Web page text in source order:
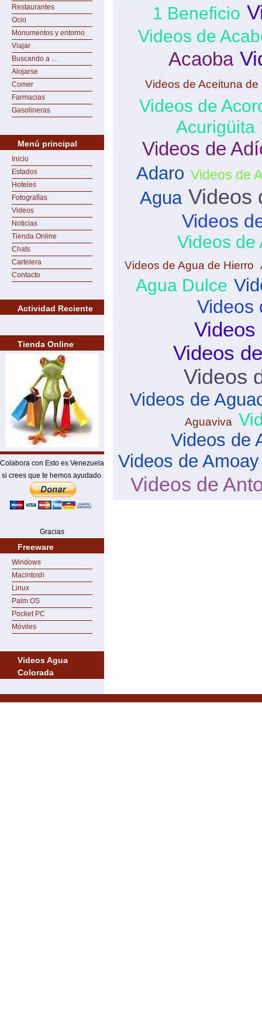
Restaurantes
Ocio
Monumentos y entorno
Viajar
Buscando a ...
Alojarse
Comer
Farmacias
Gasolineras
Menú principal
Inicio
Estados
Hoteles
Fotografías
Videos
Noticias
Tienda Online
Chats
Cartelera
Contacto
Actividad Reciente
Tienda Online
Colabora con Esto es Venezuela
si crees que te hemos ayudado.
Gracias
Freeware
Windows
Macintosh
Linux
Palm OS
Pocket PC
Móviles
Videos Agua
Colorada
1 Beneficio
Videos de
Acaoba
Videos de Aceituna de
Videos de
Acurigüita
Videos de
Adaro Videos de
Agua Videos
Videos
Videos de
Videos de Agua de Hierro
Agua Dulce
Videos
Videos
Videos
Videos
Videos de
Aguaviva
Videos de
Videos de Amoay
Videos de